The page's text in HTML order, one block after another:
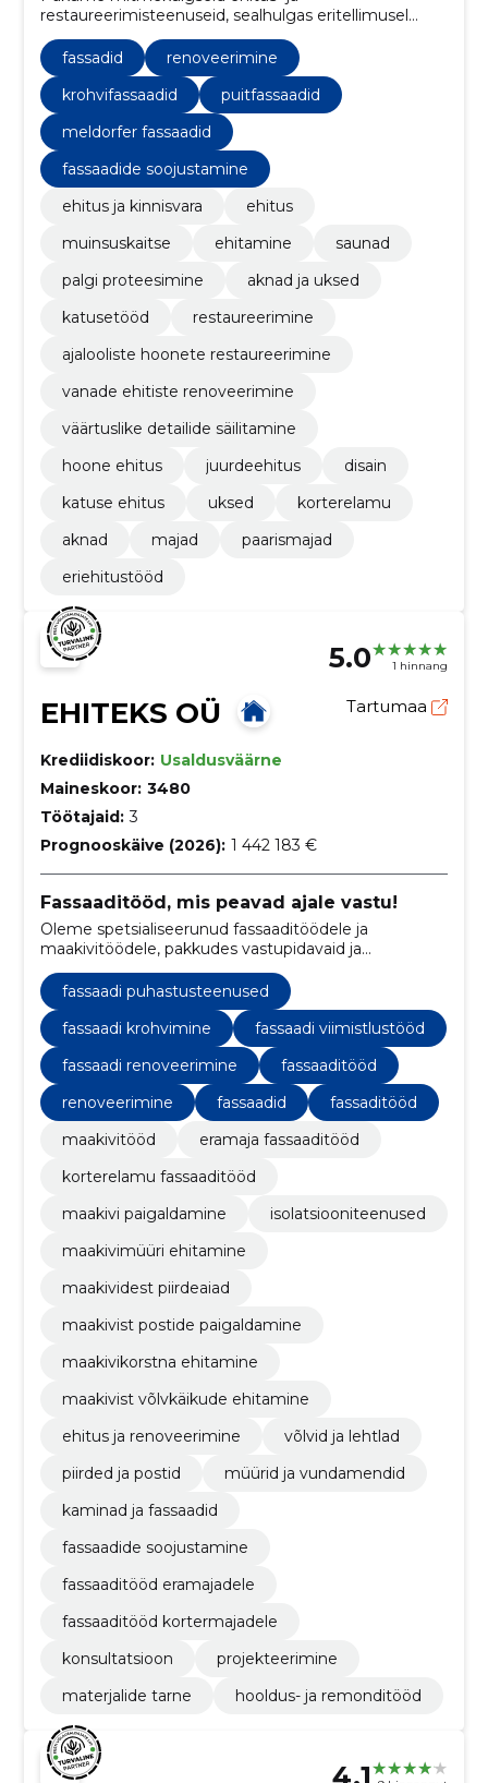
restaureerimisteenuseid, sealhulgas eritellimusel
valmistatud saunade, akende, uste, fassaadide ja
katuste tööde teostamist
fassadid
renoveerimine
krohvifassaadid
puitfassaadid
meldorfer fassaadid
fassaadide soojustamine
ehitus ja kinnisvara
ehitus
muinsuskaitse
ehitamine
saunad
palgi proteesimine
aknad ja uksed
katusetööd
restaureerimine
ajalooliste hoonete restaureerimine
vanade ehitiste renoveerimine
väärtuslike detailide säilitamine
hoone ehitus
juurdeehitus
disain
katuse ehitus
uksed
korterelamu
aknad
majad
paarismajad
eriehitustööd
5.0 1 hinnang
EHITEKS OÜ Tartumaa
Krediidiskoor: Usaldusväärne
Maineskoor: 3480
Töötajaid: 3
Prognooskäive (2026): 1 442 183 €
Fassaaditööd, mis peavad ajale vastu!
Oleme spetsialiseerunud fassaaditöödele ja
maakivitöödele, pakkudes vastupidavaid ja
ja ärihoonetele.
fassaadi puhastusteenused
fassaadi krohvimine
fassaadi viimistlustööd
fassaadi renoveerimine
fassaaditööd
renoveerimine
fassaadid
fassaditööd
maakivitööd
eramaja fassaaditööd
korterelamu fassaaditööd
maakivi paigaldamine
isolatsiooniteenused
maakivimüüri ehitamine
maakividest piirdeaiad
maakivist postide paigaldamine
maakivikorstna ehitamine
maakivist võlvkäikude ehitamine
ehitus ja renoveerimine
võlvid ja lehtlad
piirded ja postid
müürid ja vundamendid
kaminad ja fassaadid
fassaadide soojustamine
fassaaditööd eramajadele
fassaaditööd kortermajadele
konsultatsioon
projekteerimine
materjalide tarne
hooldus- ja remonditööd
4.1